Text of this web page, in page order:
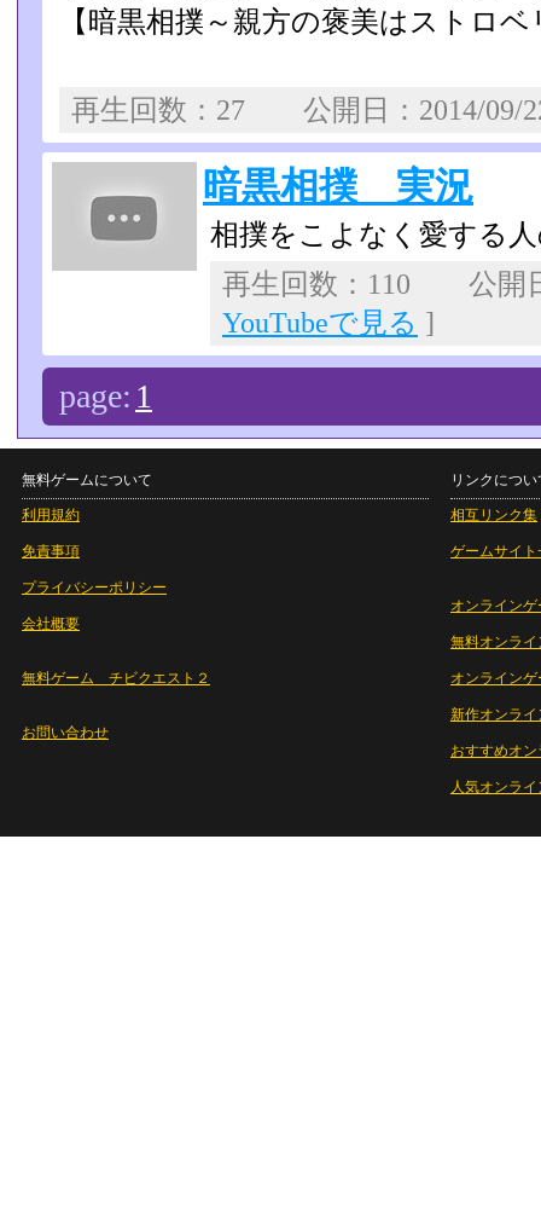
【暗黒相撲～親方の褒美はストロ
再生回数：27 公開日：2014/
暗黒相撲 実況
相撲をこよなく愛する
再生回数：110 公開
YouTubeで見る ]
page: 1
無料ゲームについて
利用規約
免責事項
プライバシーポリシー
会社概要
無料ゲーム チビクエスト２
お問い合わせ
リンクについ
相互リンク集
ゲームサイト
オンラインゲ
無料オンライ
オンライン
新作オンライ
おすすめオ
人気オンラ